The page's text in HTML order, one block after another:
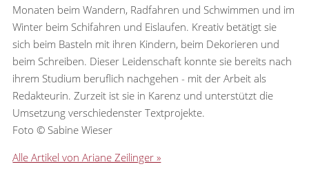
Monaten beim Wandern, Radfahren und Schwimmen und im
Winter beim Schifahren und Eislaufen. Kreativ betätigt sie
sich beim Basteln mit ihren Kindern, beim Dekorieren und
beim Schreiben. Dieser Leidenschaft konnte sie bereits nach
ihrem Studium beruflich nachgehen - mit der Arbeit als
Redakteurin. Zurzeit ist sie in Karenz und unterstützt die
Umsetzung verschiedenster Textprojekte.
Foto © Sabine Wieser
Alle Artikel von Ariane Zeilinger »